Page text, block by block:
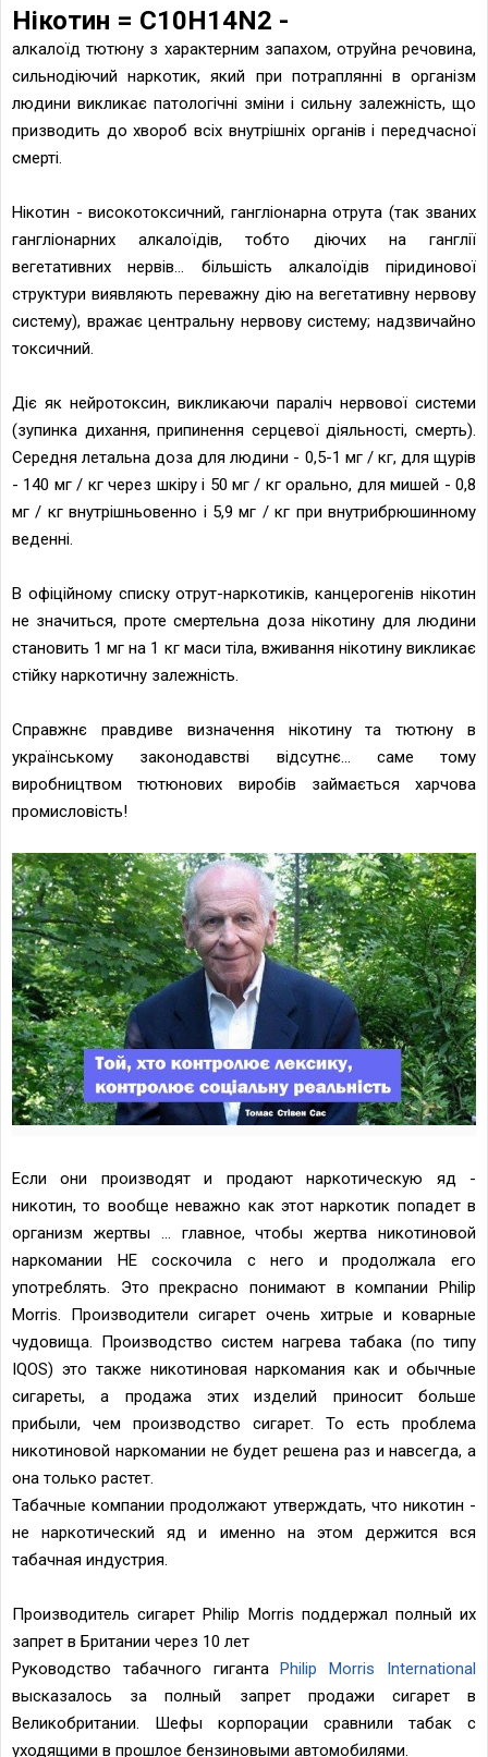
Нікотин = C10H14N2 -
алкалоїд тютюну з характерним запахом, отруйна речовина,
сильнодіючий наркотик, який при потраплянні в організм
людини викликає патологічні зміни і сильну залежність, що
призводить до хвороб всіх внутрішніх органів і передчасної
смерті.
Нікотин - високотоксичний, гангліонарна отрута (так званих
гангліонарних алкалоїдів, тобто діючих на ганглії
вегетативних нервів… більшість алкалоїдів піридинової
структури виявляють переважну дію на вегетативну нервову
систему), вражає центральну нервову систему; надзвичайно
токсичний.
Діє як нейротоксин, викликаючи параліч нервової системи
(зупинка дихання, припинення серцевої діяльності, смерть).
Середня летальна доза для людини - 0,5-1 мг / кг, для щурів
- 140 мг / кг через шкіру і 50 мг / кг орально, для мишей - 0,8
мг / кг внутрішньовенно і 5,9 мг / кг при внутрибрюшинному
веденні.
В офіційному списку отрут-наркотиків, канцерогенів нікотин
не значиться, проте смертельна доза нікотину для людини
становить 1 мг на 1 кг маси тіла, вживання нікотину викликає
стійку наркотичну залежність.
Справжнє правдиве визначення нікотину та тютюну в
українському законодавстві відсутнє... саме тому
виробництвом тютюнових виробів займається харчова
промисловість!
Если они производят и продают наркотическую яд -
никотин, то вообще неважно как этот наркотик попадет в
организм жертвы ... главное, чтобы жертва никотиновой
наркомании НЕ соскочила с него и продолжала его
употреблять. Это прекрасно понимают в компании Philip
Morris. Производители сигарет очень хитрые и коварные
чудовища. Производство систем нагрева табака (по типу
IQOS) это также никотиновая наркомания как и обычные
сигареты, а продажа этих изделий приносит больше
прибыли, чем производство сигарет. То есть проблема
никотиновой наркомании не будет решена раз и навсегда, а
она только растет.
Табачные компании продолжают утверждать, что никотин -
не наркотический яд и именно на этом держится вся
табачная индустрия.
Производитель сигарет Philip Morris поддержал полный их
запрет в Британии через 10 лет
Руководство табачного гигантаPhilip Morris International
высказалось за полный запрет продажи сигарет в
Великобритании. Шефы корпорации сравнили табак с
уходящими в прошлое бензиновыми автомобилями.